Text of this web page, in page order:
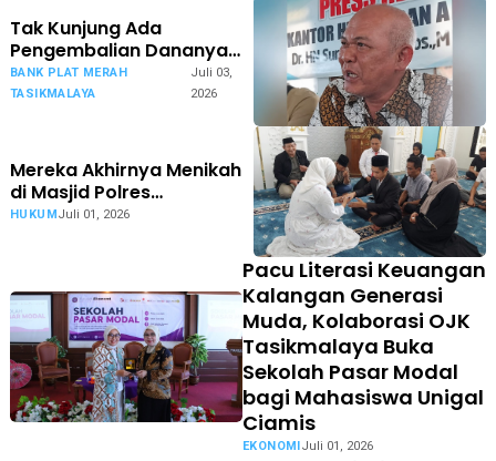
Tak Kunjung Ada
Pengembalian Dananya
Senilai Rp 6,85 M, Nasabah
Bank Plat Merah di
BANK PLAT MERAH
TASIKMALAYA
Juli 03,
2026
Mereka Akhirnya Menikah
di Masjid Polres
Tasikmalaya Kota
HUKUMJuli 01, 2026
Pacu Literasi Keuangan
Kalangan Generasi
Muda, Kolaborasi OJK
Tasikmalaya Buka
Sekolah Pasar Modal
bagi Mahasiswa Unigal
Ciamis
EKONOMI Juli 01, 2026